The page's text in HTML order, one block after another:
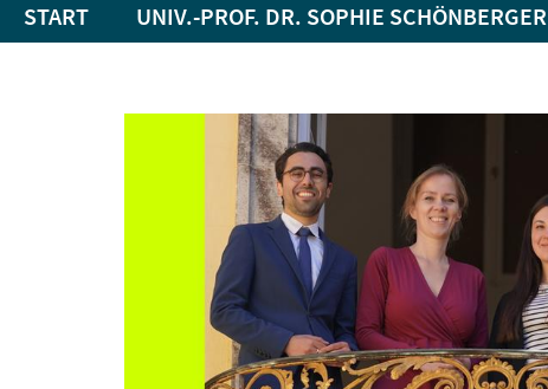
START UNIV.-PROF. DR. SOPHIE SCHÖNBERGER